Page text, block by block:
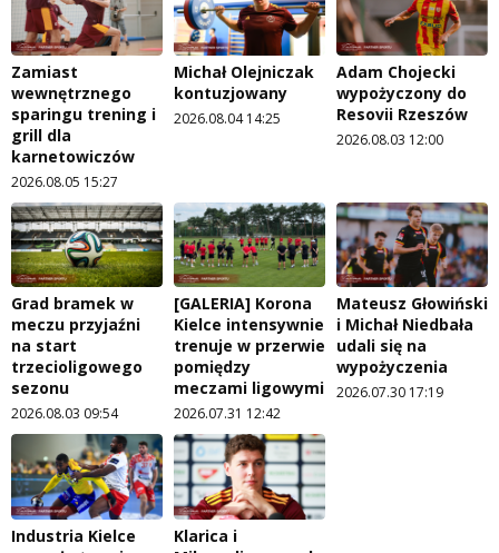
Zamiast
wewnętrznego
sparingu trening i
grill dla
karnetowiczów
2026.08.05 15:27
Michał Olejniczak
kontuzjowany
2026.08.04 14:25
Adam Chojecki
wypożyczony do
Resovii Rzeszów
2026.08.03 12:00
Grad bramek w
meczu przyjaźni
na start
trzecioligowego
sezonu
2026.08.03 09:54
[GALERIA] Korona
Kielce intensywnie
trenuje w przerwie
pomiędzy
meczami ligowymi
2026.07.31 12:42
Mateusz Głowiński
i Michał Niedbała
udali się na
wypożyczenia
2026.07.30 17:19
Industria Kielce
Klarica i